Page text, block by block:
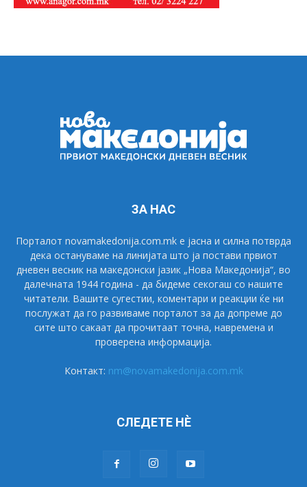
ЗА НАС
Порталот novamakedonija.com.mk е јасна и силна потврда
дека остануваме на линијата што ја постави првиот
дневен весник на македонски јазик „Нова Македонија“, во
далечната 1944 година - да бидеме секогаш со нашите
читатели. Вашите сугестии, коментари и реакции ќе ни
послужат да го развиваме порталот за да допреме до
сите што сакаат да прочитаат точна, навремена и
проверена информација.
Контакт: nm@novamakedonija.com.mk
СЛЕДЕТЕ НÈ